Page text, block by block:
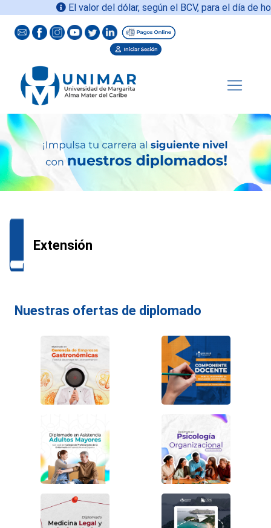
El valor del dólar, según el BCV, para el día de hoy
Extensión
Nuestras ofertas de diplomado